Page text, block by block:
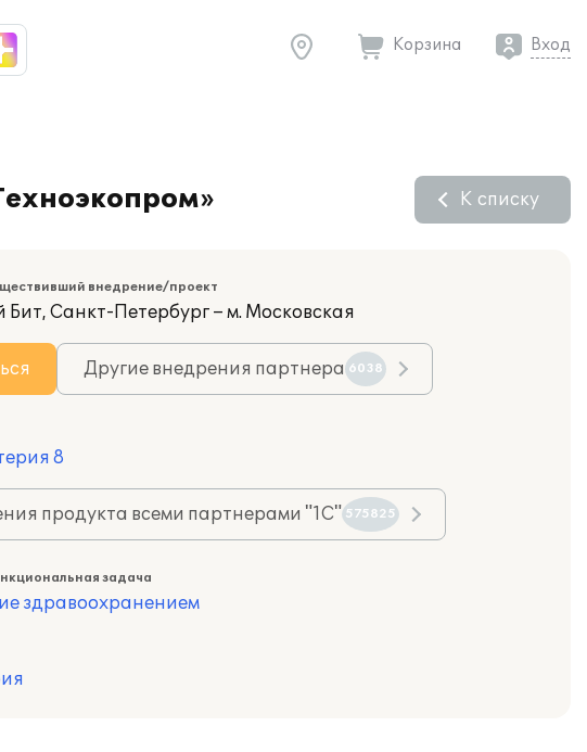
Корзина Вход
К списку
внедрение/проект
Бит, Санкт-Петербург – м. Московская
Другие внедрения партнера 6038
8
продукта всеми партнерами "1С" 575825
задача
здравоохранением